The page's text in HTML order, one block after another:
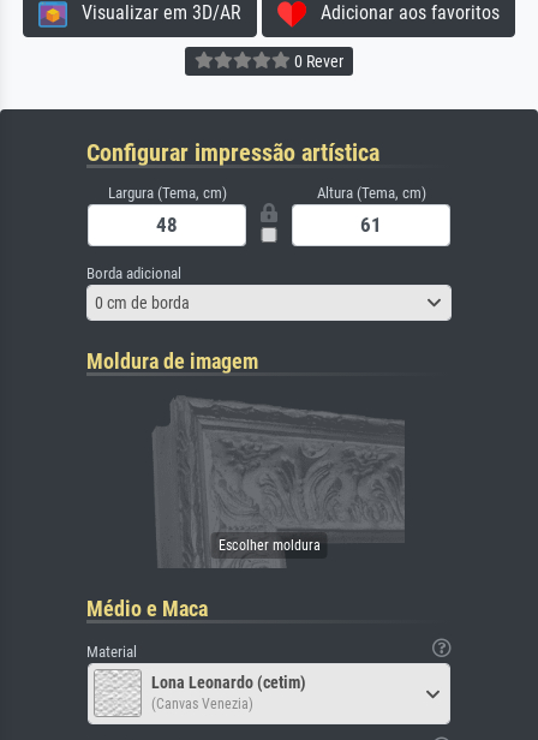
Visualizar em 3D/AR Adicionar aos favoritos
0 Rever
Configurar impressão artística
Largura (Tema, cm) Altura (Tema, cm)
Borda adicional
0 cm de borda
Moldura de imagem
Médio e Maca
Material
Lona Leonardo (cetim)
(Canvas Venezia)